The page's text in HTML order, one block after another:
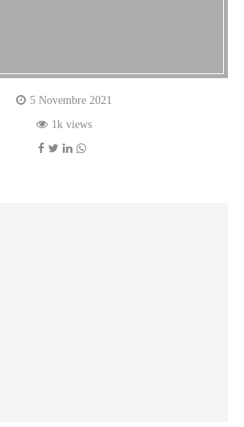
5 Novembre 2021
1k views